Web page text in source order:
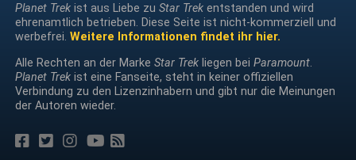
Planet Trekist aus Liebe zu Star Trekentstanden und wird
ehrenamtlich betrieben. Diese Seite ist nicht-kommerziell und
werbefrei. Weitere Informationen findet ihr hier.
Alle Rechten an der Marke Star Trekliegen bei Paramount.
Planet Trekist eine Fanseite, steht in keiner offiziellen
Verbindung zu den Lizenzinhabern und gibt nur die Meinungen
der Autoren wieder.